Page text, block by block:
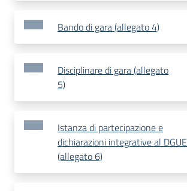
Bando di gara (allegato 4)
Disciplinare di gara (allegato
5)
Istanza di partecipazione e
dichiarazioni integrative al DGUE
(allegato 6)